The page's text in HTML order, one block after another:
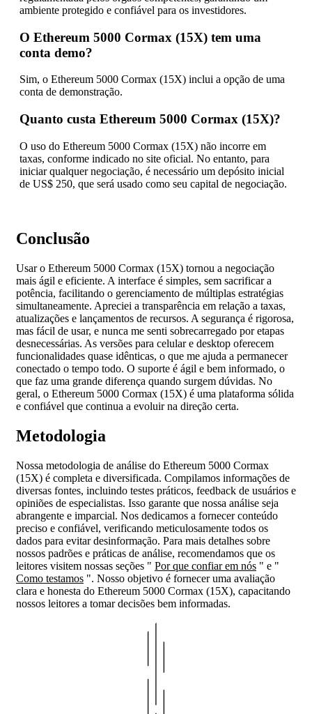
ambiente protegido e confiável para os investidores.
O Ethereum 5000 Cormax (15X) tem uma
conta demo?
Sim, o Ethereum 5000 Cormax (15X) inclui a opção de uma
conta de demonstração.
Quanto custa Ethereum 5000 Cormax (15X)?
O uso do Ethereum 5000 Cormax (15X) não incorre em
taxas, conforme indicado no site oficial. No entanto, para
iniciar qualquer negociação, é necessário um depósito inicial
de US$ 250, que será usado como seu capital de negociação.
Conclusão
Usar o Ethereum 5000 Cormax (15X) tornou a negociação
mais ágil e eficiente. A interface é simples, sem sacrificar a
potência, facilitando o gerenciamento de múltiplas estratégias
simultaneamente. Apreciei a transparência em relação a taxas,
atualizações e lançamentos de recursos. A segurança é rigorosa,
mas fácil de usar, e nunca me senti sobrecarregado por etapas
desnecessárias. As versões para celular e desktop oferecem
funcionalidades quase idênticas, o que me ajuda a permanecer
conectado o tempo todo. O suporte é ágil e bem informado, o
que faz uma grande diferença quando surgem dúvidas. No
geral, o Ethereum 5000 Cormax (15X) é uma plataforma sólida
e confiável que continua a evoluir na direção certa.
Metodologia
Nossa metodologia de análise do Ethereum 5000 Cormax
(15X) é completa e diversificada. Compilamos informações de
diversas fontes, incluindo testes práticos, feedback de usuários e
opiniões de especialistas. Isso garante que nossa análise seja
abrangente e imparcial. Nos dedicamos a fornecer conteúdo
preciso e confiável, verificando meticulosamente todos os
dados para evitar desinformação. Para mais detalhes sobre
nossos padrões e práticas de análise, recomendamos que os
leitores visitem nossas seções " Por que confiar em nós " e "
Como testamos ". Nosso objetivo é fornecer uma avaliação
clara e honesta do Ethereum 5000 Cormax (15X), capacitando
nossos leitores a tomar decisões bem informadas.